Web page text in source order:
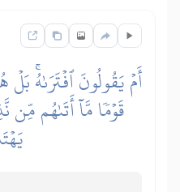
أَمۡ يَقُولُونَ ٱفۡتَرَىٰهُۚ
قَوۡمٗا مَّآ أَتَىٰهُم